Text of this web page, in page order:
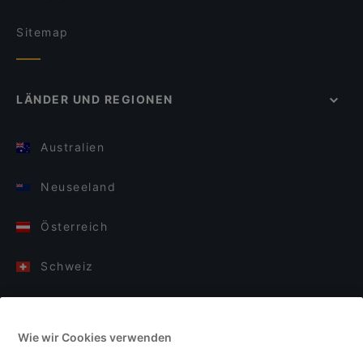
Sitemap
LÄNDER UND REGIONEN
Australien
Neuseeland
Österreich
Schweiz
Italien
Wie wir Cookies verwenden